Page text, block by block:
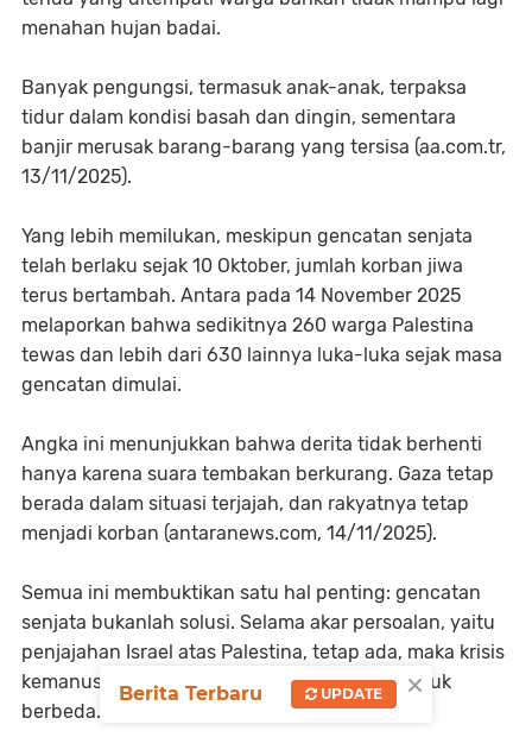
menahan hujan badai.
Banyak pengungsi, termasuk anak-anak, terpaksa
tidur dalam kondisi basah dan dingin, sementara
banjir merusak barang-barang yang tersisa (aa.com.tr,
13/11/2025).
Yang lebih memilukan, meskipun gencatan senjata
telah berlaku sejak 10 Oktober, jumlah korban jiwa
terus bertambah. Antara pada 14 November 2025
melaporkan bahwa sedikitnya 260 warga Palestina
tewas dan lebih dari 630 lainnya luka-luka sejak masa
gencatan dimulai.
Angka ini menunjukkan bahwa derita tidak berhenti
hanya karena suara tembakan berkurang. Gaza tetap
berada dalam situasi terjajah, dan rakyatnya tetap
menjadi korban (antaranews.com, 14/11/2025).
Semua ini membuktikan satu hal penting: gencatan
senjata bukanlah solusi. Selama akar persoalan, yaitu
penjajahan Israel atas Palestina, tetap ada, maka krisis
kemanusiaan akan terus berulang dalam bentuk
berbeda.
×
Berita Terbaru UPDATE